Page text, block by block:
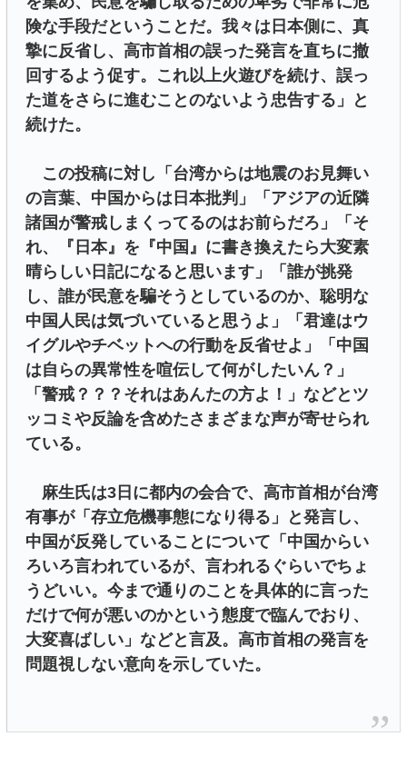
険な手段だということだ。我々は日本側に、真
摯に反省し、高市首相の誤った発言を直ちに撤
回するよう促す。これ以上火遊びを続け、誤っ
た道をさらに進むことのないよう忠告する」と
続けた。
この投稿に対し「台湾からは地震のお見舞い
の言葉、中国からは日本批判」「アジアの近隣
諸国が警戒しまくってるのはお前らだろ」「そ
れ、『日本』を『中国』に書き換えたら大変素
晴らしい日記になると思います」「誰が挑発
し、誰が民意を騙そうとしているのか、聡明な
中国人民は気づいていると思うよ」「君達はウ
イグルやチベットへの行動を反省せよ」「中国
は自らの異常性を喧伝して何がしたいん？」
「警戒？？？それはあんたの方よ！」などとツ
ッコミや反論を含めたさまざまな声が寄せられ
ている。
麻生氏は3日に都内の会合で、高市首相が台湾
有事が「存立危機事態になり得る」と発言し、
中国が反発していることについて「中国からい
ろいろ言われているが、言われるぐらいでちょ
うどいい。今まで通りのことを具体的に言った
だけで何が悪いのかという態度で臨んでおり、
大変喜ばしい」などと言及。高市首相の発言を
問題視しない意向を示していた。